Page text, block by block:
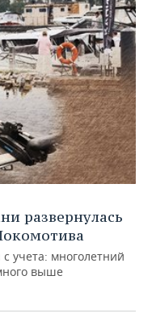
развернулась
учета: многолетний
выше